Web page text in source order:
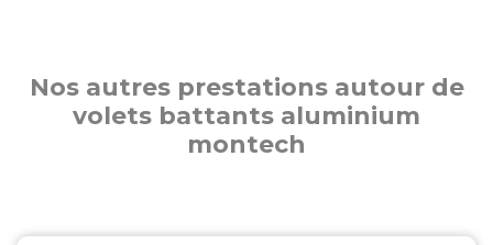
Nos autres prestations autour de
volets battants aluminium
montech